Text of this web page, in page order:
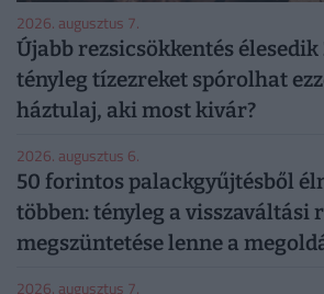
2026. augusztus 7.
Újabb rezsicsökkentés élesedik
tényleg tízezreket spórolhat
háztulaj, aki most kivár?
2026. augusztus 6.
50 forintos palackgyűjtésből
többen: tényleg a visszaváltási
megszüntetése lenne a
2026. augusztus 7.